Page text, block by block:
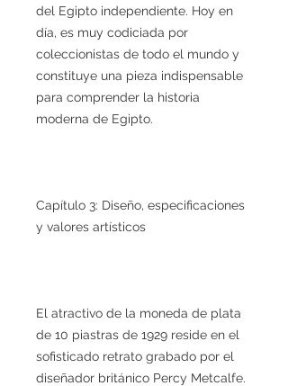
del Egipto independiente. Hoy en
día, es muy codiciada por
coleccionistas de todo el mundo y
constituye una pieza indispensable
para comprender la historia
moderna de Egipto.
Capítulo 3: Diseño, especificaciones
y valores artísticos
El atractivo de la moneda de plata
de 10 piastras de 1929 reside en el
sofisticado retrato grabado por el
diseñador británico Percy Metcalfe.